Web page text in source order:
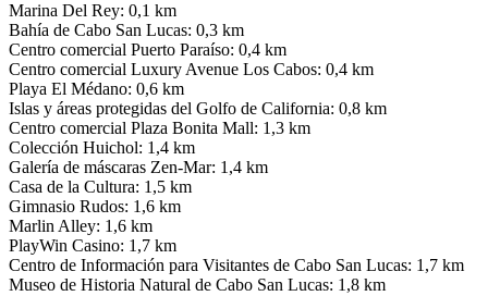
Marina Del Rey: 0,1 km
Bahía de Cabo San Lucas: 0,3 km
Centro comercial Puerto Paraíso: 0,4 km
Centro comercial Luxury Avenue Los Cabos: 0,4 km
Playa El Médano: 0,6 km
Islas y áreas protegidas del Golfo de California: 0,8 km
Centro comercial Plaza Bonita Mall: 1,3 km
Colección Huichol: 1,4 km
Galería de máscaras Zen-Mar: 1,4 km
Casa de la Cultura: 1,5 km
Gimnasio Rudos: 1,6 km
Marlin Alley: 1,6 km
PlayWin Casino: 1,7 km
Centro de Información para Visitantes de Cabo San Lucas: 1,7 km
Museo de Historia Natural de Cabo San Lucas: 1,8 km